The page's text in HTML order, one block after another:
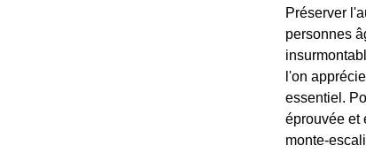
Préserver
personnes
l'on
essentiel.
éprouvée et
monte-